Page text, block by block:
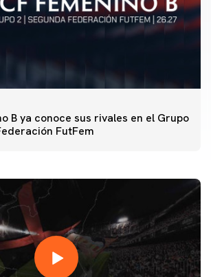
B ya conoce sus rivales en el Grupo
FutFem
DEL VALENCIA CF 7/8/2026